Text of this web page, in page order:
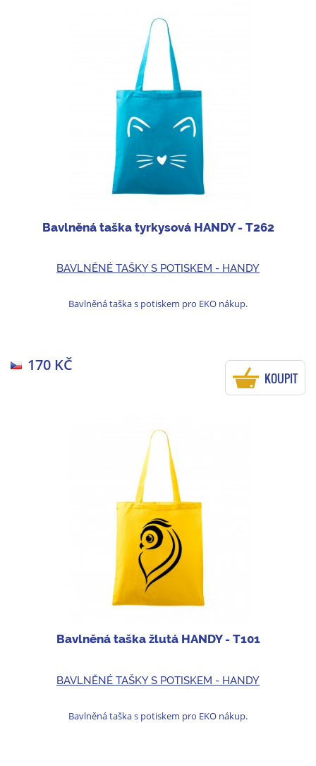
Bavlněná taška tyrkysová HANDY - T262
BAVLNĚNÉ TAŠKY S POTISKEM - HANDY
Bavlněná taška s potiskem pro EKO nákup.
170 KČ
KOUPIT
Bavlněná taška žlutá HANDY - T101
BAVLNĚNÉ TAŠKY S POTISKEM - HANDY
Bavlněná taška s potiskem pro EKO nákup.